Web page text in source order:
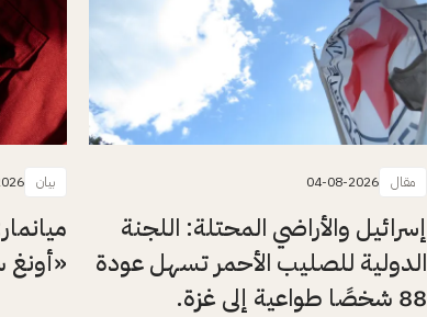
مقال 04-08-2026
إسرائيل والأراضي المحتلة: اللجنة
الدولية للصليب الأحمر تسهل عودة
88 شخصًا طواعية إلى غزة.
بيان